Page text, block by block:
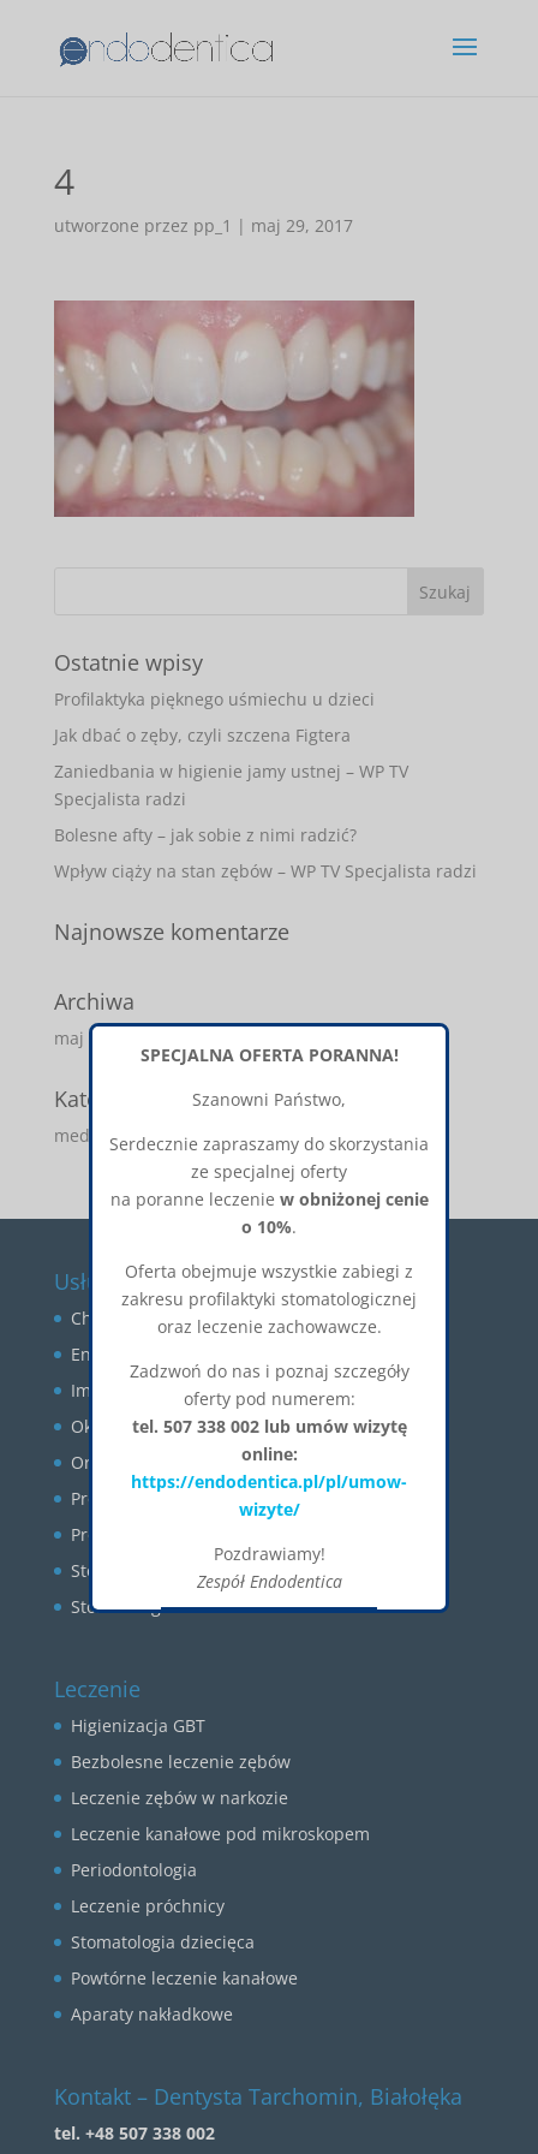
4
utworzone przez pp_1 | maj 29, 2017
Ostatnie wpisy
Profilaktyka pięknego uśmiechu u dzieci
Jak dbać o zęby, czyli szczena Figtera
Zaniedbania w higienie jamy ustnej – WP TV
Specjalista radzi
Bolesne afty – jak sobie z nimi radzić?
Wpływ ciąży na stan zębów – WP TV Specjalista radzi
Najnowsze komentarze
Archiwa
maj 2017
Kategorie
media-o-nas
Usługi
Chirurgia stomatologiczna
Endodoncja
Implantologia
Okluzja
Ortodoncja
Profilaktyka
Protetyka
Stomatologia estetyczna
Stomatologia zachowawcza
Leczenie
Higienizacja GBT
Bezbolesne leczenie zębów
Leczenie zębów w narkozie
Leczenie kanałowe pod mikroskopem
Periodontologia
Leczenie próchnicy
Stomatologia dziecięca
Powtórne leczenie kanałowe
Aparaty nakładkowe
Kontakt – Dentysta Tarchomin, Białołęka
tel. +48 507 338 002
Okienko zostanie zamknięte za:
SPECJALNA OFERTA PORANNA!
Szanowni Państwo,
Serdecznie zapraszamy do skorzystania
ze specjalnej oferty
na poranne leczenie w obniżonej cenie
o 10%.
Oferta obejmuje wszystkie zabiegi z
zakresu profilaktyki stomatologicznej
oraz leczenie zachowawcze.
Zadzwoń do nas i poznaj szczegóły
oferty pod numerem:
tel. 507 338 002 lub umów wizytę
online:
https://endodentica.pl/pl/umow-
wizyte/
Pozdrawiamy!
Zespół Endodentica